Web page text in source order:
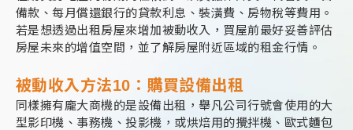
備款、每月償還銀行的貸款利息、裝潢費、房物稅等費用。
若是想透過出租房屋來增加被動收入，買屋前最好妥善評估
房屋未來的增值空間，並了解房屋附近區域的租金行情。
被動收入方法10： 購買設備出租
同樣擁有龐大商機的是設備出租，舉凡公司行號會使用的大
型影印機、事務機、投影機，或烘焙用的攪拌機、歐式麵包